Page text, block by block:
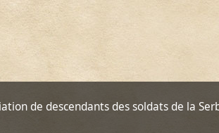
de descendants des soldats de la